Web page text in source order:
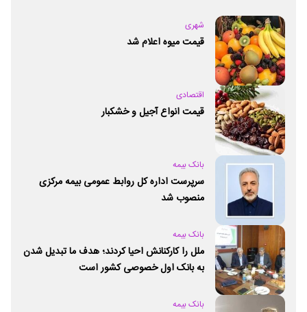
شهری
قیمت میوه اعلام شد
اقتصادی
قیمت انواع آجیل و خشکبار
بانک بیمه
سرپرست اداره کل روابط عمومی بیمه مرکزی
منصوب شد
بانک بیمه
ملل را کارکنانش احیا کردند؛ هدف ما تبدیل شدن
به بانک اول خصوصی کشور است
بانک بیمه